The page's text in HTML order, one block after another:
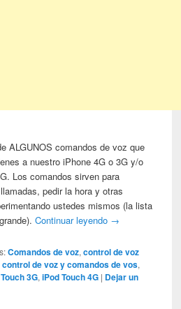
ALGUNOS comandos de voz que
a nuestro iPhone 4G o 3G y/o
Los comandos sirven para
pedir la hora y otras
ustedes mismos (la lista
Continuar leyendo →
Comandos de voz,control de voz
control de voz y comandos de vos,
3G,iPod Touch 4G | Dejar un